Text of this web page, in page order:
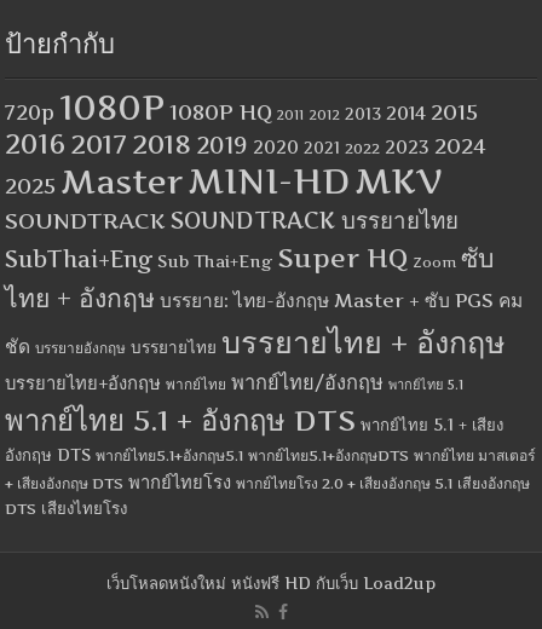
ป้ายกำกับ
720p 1080P 1080P HQ 2011 2012 2013 2014 2015
2016 2017 2018 2019 2020 2021 2022 2023 2024
2025 MasterMINI-HDMKV
SOUNDTRACK SOUNDTRACK บรรยายไทย
SubThai+Eng Sub Thai+Eng Super HQ Zoom ซับ
ไทย + อังกฤษ บรรยาย: ไทย-อังกฤษ Master + ซับ PGS คม
ชัด บรรยายอังกฤษ บรรยายไทย บรรยายไทย + อังกฤษ
บรรยายไทย+อังกฤษ พากย์ไทย พากย์ไทย/อังกฤษ พากย์ไทย 5.1
พากย์ไทย 5.1 + อังกฤษ DTS พากย์ไทย 5.1 + เสียง
อังกฤษ DTS พากย์ไทย5.1+อังกฤษ5.1 พากย์ไทย5.1+อังกฤษDTS พากย์ไทย มาสเตอร์
+ เสียงอังกฤษ DTS พากย์ไทยโรง พากย์ไทยโรง 2.0 + เสียงอังกฤษ 5.1 เสียงอังกฤษ
DTS เสียงไทยโรง
เว็บโหลดหนังใหม่ หนังฟรี HD กับเว็บ Load2up